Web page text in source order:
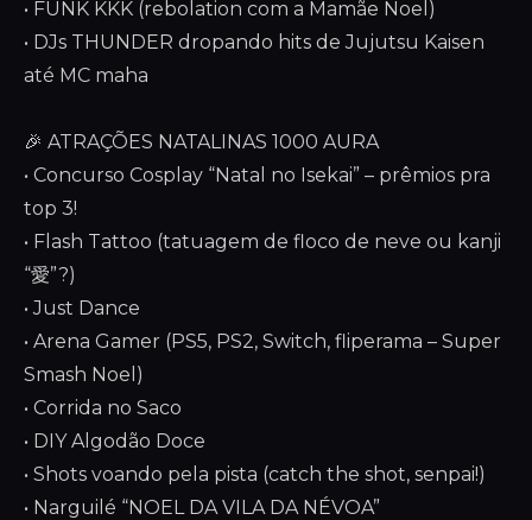
• FUNK KKK (rebolation com a Mamãe Noel)
• DJs THUNDER dropando hits de Jujutsu Kaisen
até MC maha
🎉 ATRAÇÕES NATALINAS 1000 AURA
• Concurso Cosplay “Natal no Isekai” – prêmios pra
top 3!
• Flash Tattoo (tatuagem de floco de neve ou kanji
“愛”?)
• Just Dance
• Arena Gamer (PS5, PS2, Switch, fliperama – Super
Smash Noel)
• Corrida no Saco
• DIY Algodão Doce
• Shots voando pela pista (catch the shot, senpai!)
• Narguilé “NOEL DA VILA DA NÉVOA”